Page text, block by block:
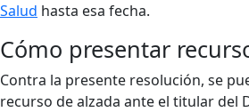
Salud hasta esa fecha.
Cómo presentar
Contra la presente resolución, se
recurso de alzada ante el titular del